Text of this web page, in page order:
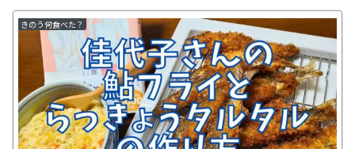
きのう何食べた？